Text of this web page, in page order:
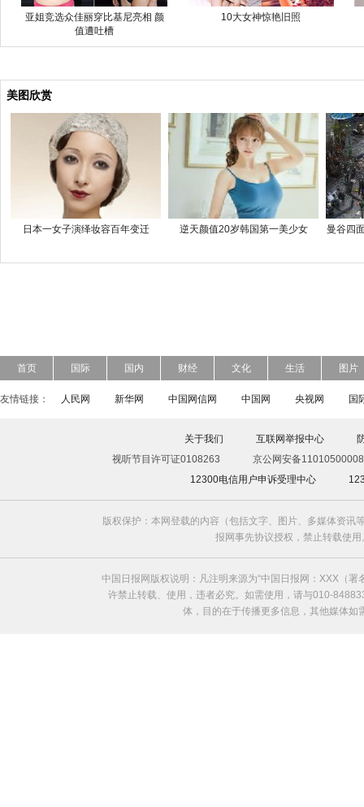
亚姐竞选众佳丽穿比基尼亮相 颜
值遭吐槽
10大女神惊艳旧照
美图欣赏
日本一女子演绎妆容百年变迁 逆天颜值20岁韩国第一美少女 曼谷四
首页 国际 国内 财经 文化 生活 图片
友情链接： 人民网 新华网 中国网信网 中国网 央视网 国
关于我们 互联网举报中心
视听节目许可证0108263
京公网安备
12300电信用户申诉受理中心
版权保护：本网登载的内容（包括文字、图片、多媒体资
报网事先协议授权，禁止转载使
中国日报网版权说明：凡注明来源为“中国日报网：XXX（
许禁止转载、使用，违者必究。如需使用，请与010-
体，目的在于传播更多信息，其他媒体